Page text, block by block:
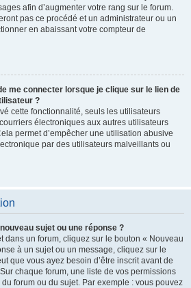
afin d’augmenter votre rang sur le forum.
pas ce procédé et un administrateur ou un
en abaissant votre compteur de
me connecter lorsque je clique sur le lien de
?
cette fonctionnalité, seuls les utilisateurs
électroniques aux autres utilisateurs
permet d’empêcher une utilisation abusive
par des utilisateurs malveillants ou
sujet ou une réponse ?
dans un forum, cliquez sur le bouton « Nouveau
à un sujet ou un message, cliquez sur le
que vous ayez besoin d’être inscrit avant de
chaque forum, une liste de vos permissions
forum ou du sujet. Par exemple : vous pouvez